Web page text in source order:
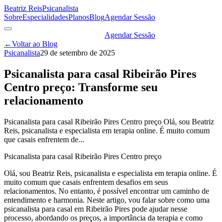
Beatriz ReisPsicanalista
SobreEspecialidadesPlanosBlogAgendar Sessão
Agendar Sessão
←Voltar ao Blog
Psicanalista29 de setembro de 2025
Psicanalista para casal Ribeirão Pires
Centro preço: Transforme seu
relacionamento
Psicanalista para casal Ribeirão Pires Centro preço Olá, sou Beatriz
Reis, psicanalista e especialista em terapia online. É muito comum
que casais enfrentem de...
Psicanalista para casal Ribeirão Pires Centro preço
Olá, sou Beatriz Reis, psicanalista e especialista em terapia online. É
muito comum que casais enfrentem desafios em seus
relacionamentos. No entanto, é possível encontrar um caminho de
entendimento e harmonia. Neste artigo, vou falar sobre como uma
psicanalista para casal em Ribeirão Pires pode ajudar nesse
processo, abordando os preços, a importância da terapia e como